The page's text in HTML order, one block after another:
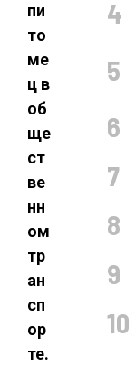
пи
то
ме
ц в
об
ще
ст
ве
нн
ом
тр
ан
сп
ор
те.